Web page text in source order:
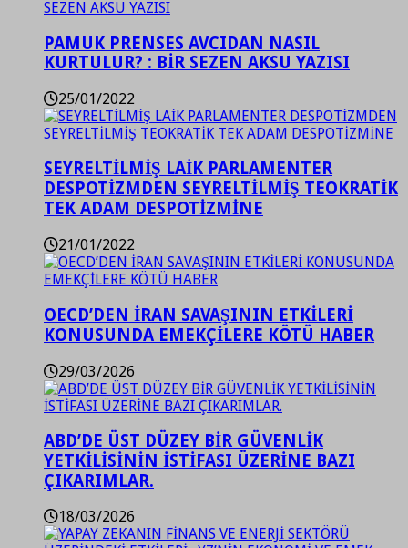
PAMUK PRENSES AVCIDAN NASIL
KURTULUR? : BİR SEZEN AKSU YAZISI
25/01/2022
SEYRELTİLMİŞ LAİK PARLAMENTER
DESPOTİZMDEN SEYRELTİLMİŞ TEOKRATİK
TEK ADAM DESPOTİZMİNE
21/01/2022
OECD’DEN İRAN SAVAŞININ ETKİLERİ
KONUSUNDA EMEKÇİLERE KÖTÜ HABER
29/03/2026
ABD’DE ÜST DÜZEY BİR GÜVENLİK
YETKİLİSİNİN İSTİFASI ÜZERİNE BAZI
ÇIKARIMLAR.
18/03/2026